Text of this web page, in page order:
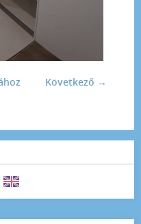
Következő →